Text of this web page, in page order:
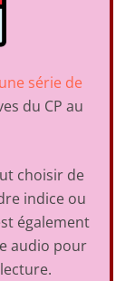
une série de
du CP au
choisir de
indice ou
également
audio pour